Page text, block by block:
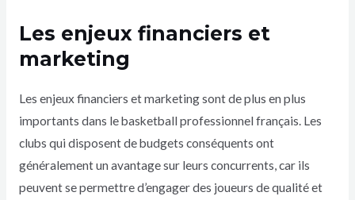
Les enjeux financiers et
marketing
Les enjeux financiers et marketing sont de plus en plus
importants dans le basketball professionnel français. Les
clubs qui disposent de budgets conséquents ont
généralement un avantage sur leurs concurrents, car ils
peuvent se permettre d’engager des joueurs de qualité et